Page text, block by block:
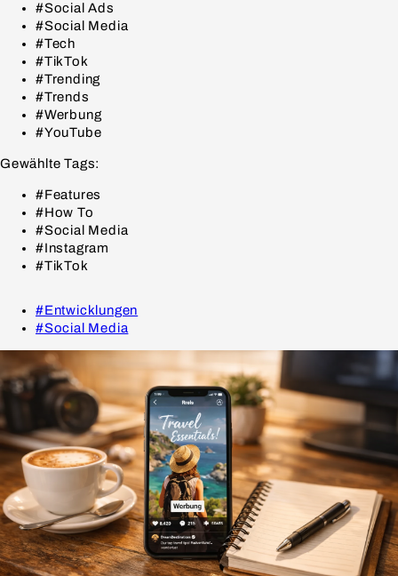
#Social Ads
#Social Media
#Tech
#TikTok
#Trending
#Trends
#Werbung
#YouTube
Gewählte Tags:
#Features
#How To
#Social Media
#Instagram
#TikTok
#Entwicklungen
#Social Media